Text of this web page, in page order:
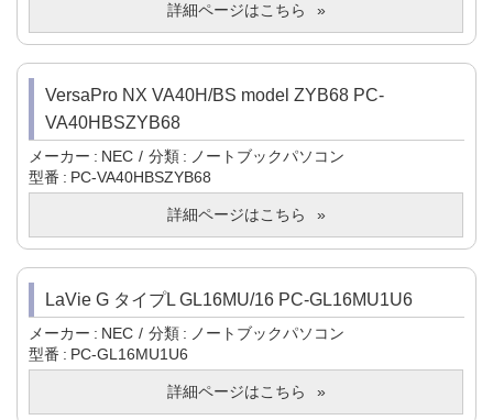
詳細ページはこちら
VersaPro NX VA40H/BS model ZYB68 PC-
VA40HBSZYB68
メーカー NEC 分類
ノートブックパソコン
型番
PC-VA40HBSZYB68
詳細ページはこちら
LaVie G タイプL GL16MU/16 PC-GL16MU1U6
メーカー NEC 分類
ノートブックパソコン
型番
PC-GL16MU1U6
詳細ページはこちら